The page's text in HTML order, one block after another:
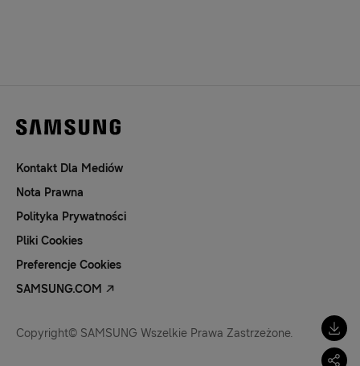
Kontakt Dla Mediów
Nota Prawna
Polityka Prywatności
Pliki Cookies
Preferencje Cookies
SAMSUNG.COM
Copyright© SAMSUNG Wszelkie Prawa Zastrzeżone.